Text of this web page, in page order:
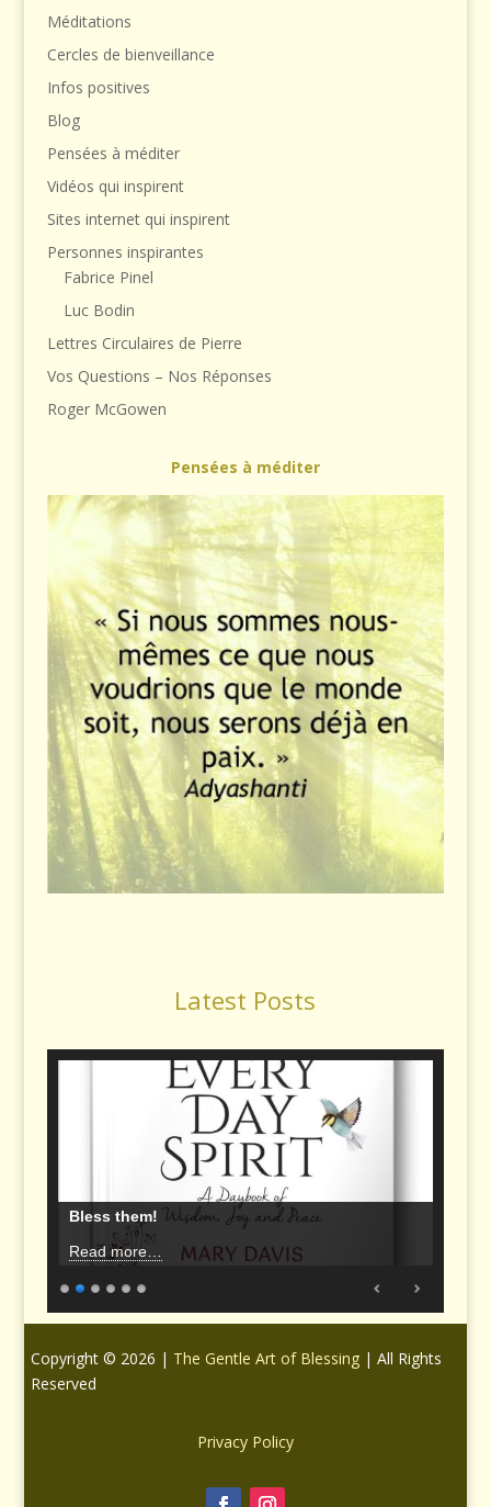
Méditations
Cercles de bienveillance
Infos positives
Blog
Pensées à méditer
Vidéos qui inspirent
Sites internet qui inspirent
Personnes inspirantes
Fabrice Pinel
Luc Bodin
Lettres Circulaires de Pierre
Vos Questions – Nos Réponses
Roger McGowen
Pensées à méditer
Latest Posts
Bless them!
Read more…
Copyright © 2026 | The Gentle Art of Blessing | All Rights
Reserved
Privacy Policy